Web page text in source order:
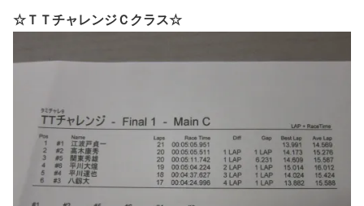
☆ＴＴチャレンジＣクラス☆